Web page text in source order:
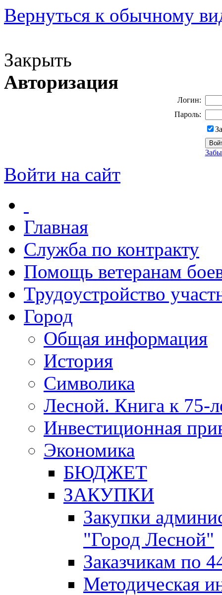
Вернуться к обычному
Закрыть
Авторизация
Логин:
Пароль:
Войти на сайт
Главная
Служба по контракту
Помощь ветеранам
Трудоустройство
Город
Общая информация
История
Символика
Лесной. Книга к 75-
Инвестиционная
Экономика
БЮДЖЕТ
ЗАКУПКИ
Закупки
"Город Лесной"
Заказчикам по
Методическая